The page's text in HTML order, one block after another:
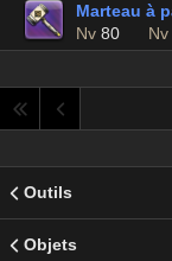
Marteau à
Nv 80
Outils
Objets